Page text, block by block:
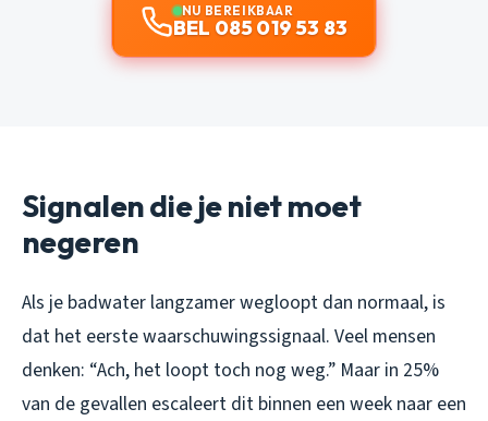
NU BEREIKBAAR
BEL 085 019 53 83
Signalen die je niet moet
negeren
Als je badwater langzamer wegloopt dan normaal, is
dat het eerste waarschuwingssignaal. Veel mensen
denken: “Ach, het loopt toch nog weg.” Maar in 25%
van de gevallen escaleert dit binnen een week naar een